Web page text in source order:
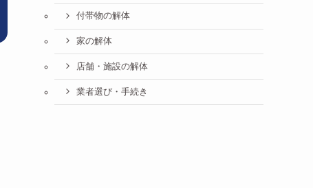
付帯物の解体
家の解体
店舗・施設の解体
業者選び・手続き